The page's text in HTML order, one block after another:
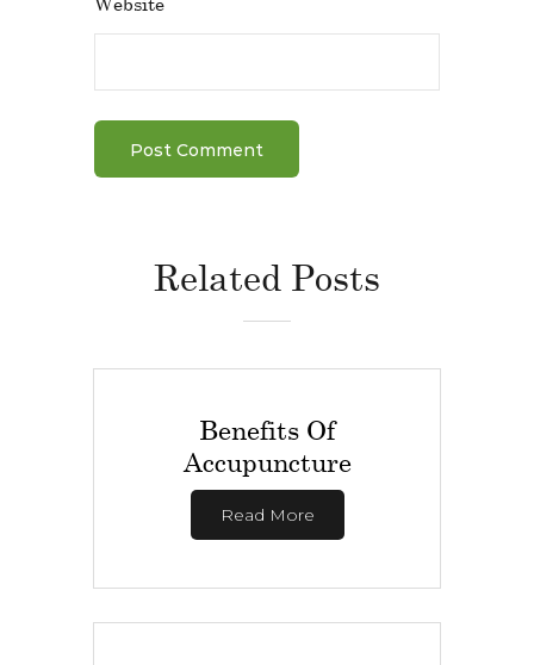
Related Posts
Benefits Of
Accupuncture
Read More